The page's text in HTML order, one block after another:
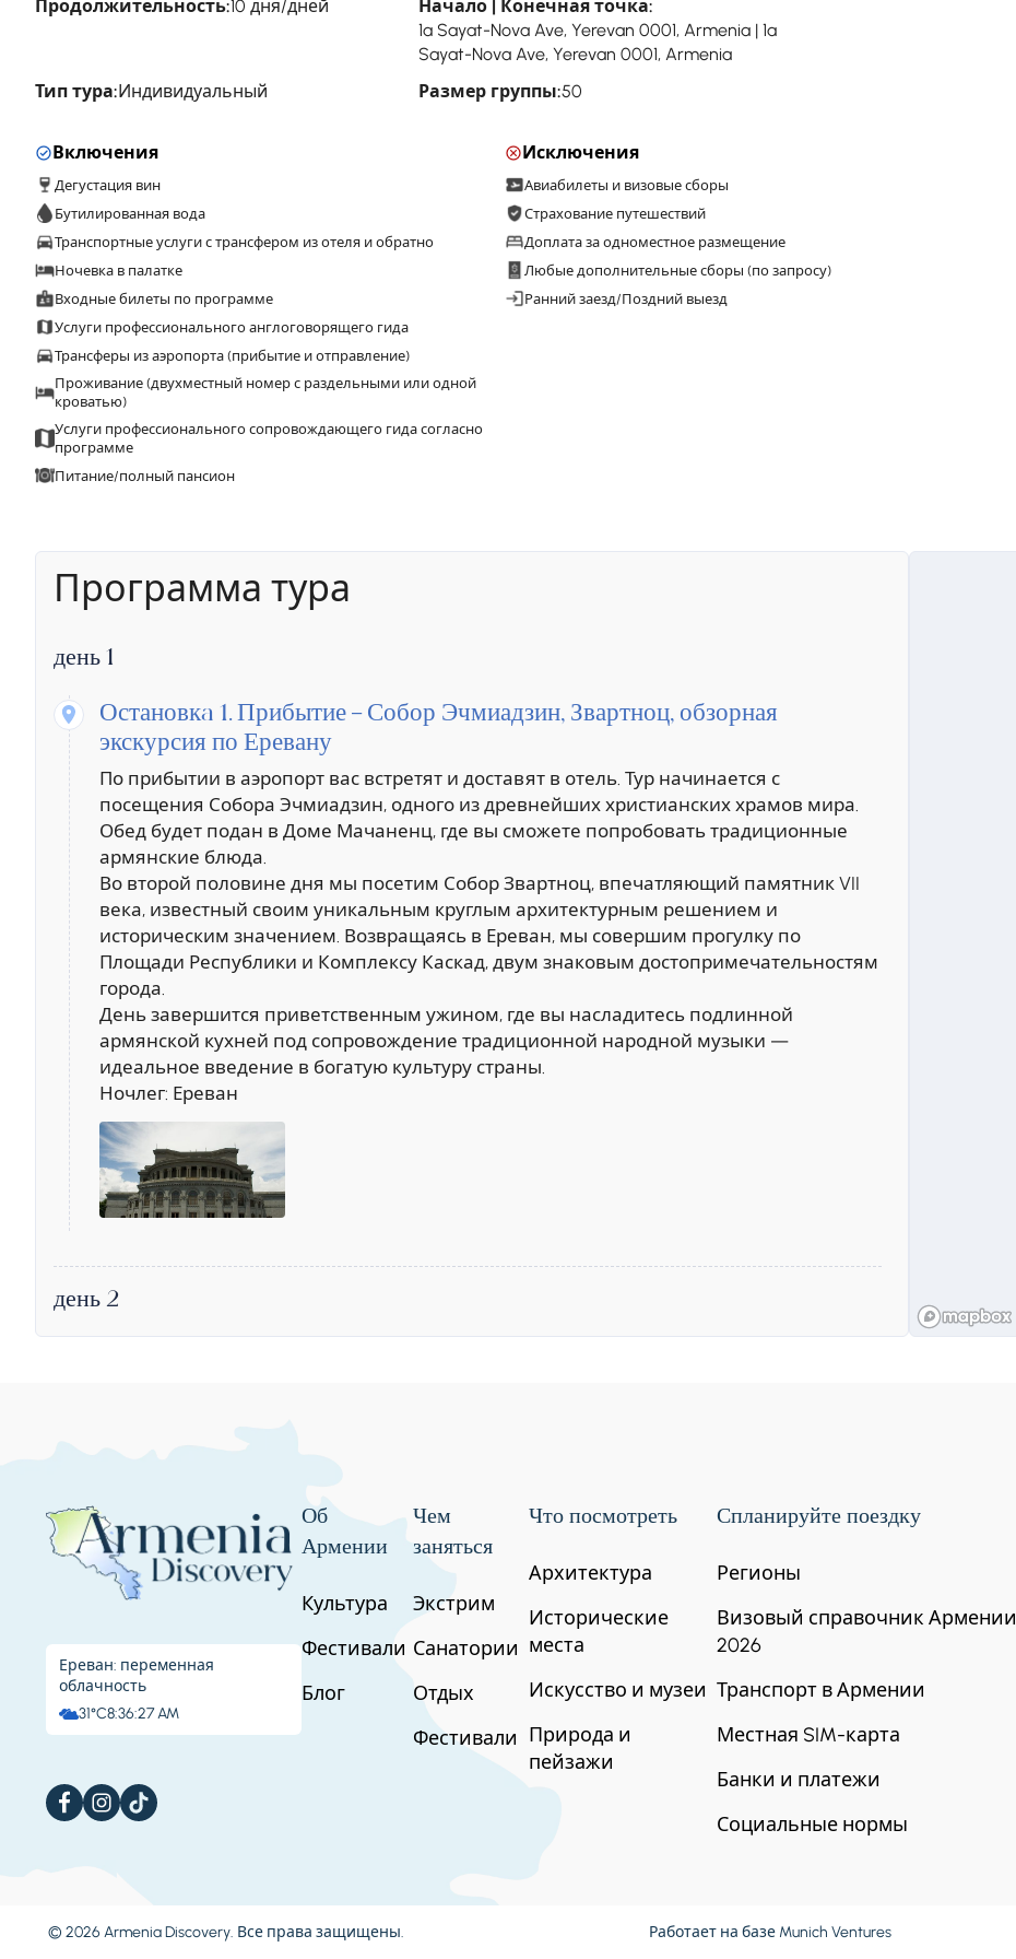
Продолжительность:10 дня/дней
Начало | Конечная точка:
1a Sayat-Nova Ave, Yerevan 0001, Armenia | 1a
Sayat-Nova Ave, Yerevan 0001, Armenia
Тип тура:Индивидуальный Размер группы:50
Включения
Дегустация вин
Бутилированная вода
Транспортные услуги с трансфером из отеля и обратно
Ночевка в палатке
Входные билеты по программе
Услуги профессионального англоговорящего гида
Трансферы из аэропорта (прибытие и отправление)
Проживание (двухместный номер с раздельными или одной
кроватью)
Услуги профессионального сопровождающего гида согласно
программе
Питание/полный пансион
Исключения
Авиабилеты и визовые сборы
Страхование путешествий
Доплата за одноместное размещение
Любые дополнительные сборы (по запросу)
Ранний заезд/Поздний выезд
Программа тура
день 1
Остановкa 1. Прибытие – Собор Эчмиадзин, Звартноц, обзорная
экскурсия по Еревану
По прибытии в аэропорт вас встретят и доставят в отель. Тур начинается с
посещения Собора Эчмиадзин, одного из древнейших христианских храмов мира.
Обед будет подан в Доме Мачаненц, где вы сможете попробовать традиционные
армянские блюда.
Во второй половине дня мы посетим Собор Звартноц, впечатляющий памятник VII
века, известный своим уникальным круглым архитектурным решением и
историческим значением. Возвращаясь в Ереван, мы совершим прогулку по
Площади Республики и Комплексу Каскад, двум знаковым достопримечательностям
города.
День завершится приветственным ужином, где вы насладитесь подлинной
армянской кухней под сопровождение традиционной народной музыки —
идеальное введение в богатую культуру страны.
Ночлег: Ереван
день 2
восхождение. От этого пункта мы поднимемся на вершину Аждахак, наслаждаясь
захватывающими панорамными видами по пути.
●Длина маршрута: 12 км
Ночлег: Ереван
Остановкa 1. Восхождение на Арагац, северная вершина
Ереван: переменная
облачность
31°C8:36:28 AM
Об
Армении
Культура
Фестивали
Блог
Чем
заняться
Экстрим
Санатории
Отдых
Фестивали
Что посмотреть
Архитектура
Исторические
места
Искусство и музеи
Природа и
пейзажи
Спланируйте поездку
Регионы
Визовый справочник Армении
2026
Транспорт в Армении
Местная SIM-карта
Банки и платежи
Социальные нормы
© 2026 Armenia Discovery. Все права защищены. Работает на базе Munich Ventures